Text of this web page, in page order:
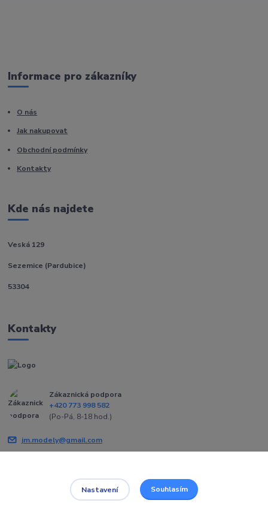
Informace pro zákazníky
O nás
Jak nakupovat
Obchodní podmínky
Kontakty
Kde nás najdete
Veská 129
Sezemice (Pardubice)
53304
Kontakty
Zákaznická podpora
+420 773 998 582
(Po-Pá, 8-18 hod.)
jm.modely@gmail.com
Nastavení Souhlasím